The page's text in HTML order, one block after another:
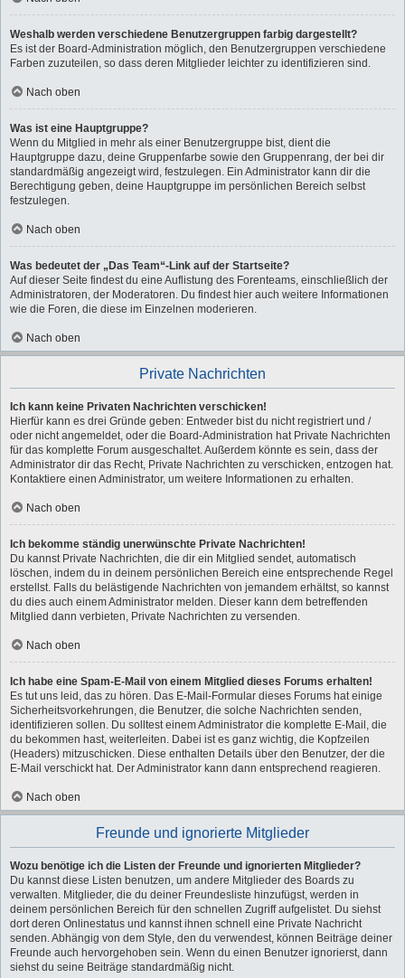
Weshalb werden verschiedene Benutzergruppen farbig dargestellt?
Es ist der Board-Administration möglich, den Benutzergruppen verschiedene
Farben zuzuteilen, so dass deren Mitglieder leichter zu identifizieren sind.
Nach oben
Was ist eine Hauptgruppe?
Wenn du Mitglied in mehr als einer Benutzergruppe bist, dient die
Hauptgruppe dazu, deine Gruppenfarbe sowie den Gruppenrang, der bei dir
standardmäßig angezeigt wird, festzulegen. Ein Administrator kann dir die
Berechtigung geben, deine Hauptgruppe im persönlichen Bereich selbst
festzulegen.
Nach oben
Was bedeutet der „Das Team“-Link auf der Startseite?
Auf dieser Seite findest du eine Auflistung des Forenteams, einschließlich der
Administratoren, der Moderatoren. Du findest hier auch weitere Informationen
wie die Foren, die diese im Einzelnen moderieren.
Nach oben
Private Nachrichten
Ich kann keine Privaten Nachrichten verschicken!
Hierfür kann es drei Gründe geben: Entweder bist du nicht registriert und /
oder nicht angemeldet, oder die Board-Administration hat Private Nachrichten
für das komplette Forum ausgeschaltet. Außerdem könnte es sein, dass der
Administrator dir das Recht, Private Nachrichten zu verschicken, entzogen hat.
Kontaktiere einen Administrator, um weitere Informationen zu erhalten.
Nach oben
Ich bekomme ständig unerwünschte Private Nachrichten!
Du kannst Private Nachrichten, die dir ein Mitglied sendet, automatisch
löschen, indem du in deinem persönlichen Bereich eine entsprechende Regel
erstellst. Falls du belästigende Nachrichten von jemandem erhältst, so kannst
du dies auch einem Administrator melden. Dieser kann dem betreffenden
Mitglied dann verbieten, Private Nachrichten zu versenden.
Nach oben
Ich habe eine Spam-E-Mail von einem Mitglied dieses Forums erhalten!
Es tut uns leid, das zu hören. Das E-Mail-Formular dieses Forums hat einige
Sicherheitsvorkehrungen, die Benutzer, die solche Nachrichten senden,
identifizieren sollen. Du solltest einem Administrator die komplette E-Mail, die
du bekommen hast, weiterleiten. Dabei ist es ganz wichtig, die Kopfzeilen
(Headers) mitzuschicken. Diese enthalten Details über den Benutzer, der die
E-Mail verschickt hat. Der Administrator kann dann entsprechend reagieren.
Nach oben
Freunde und ignorierte Mitglieder
Wozu benötige ich die Listen der Freunde und ignorierten Mitglieder?
Du kannst diese Listen benutzen, um andere Mitglieder des Boards zu
verwalten. Mitglieder, die du deiner Freundesliste hinzufügst, werden in
deinem persönlichen Bereich für den schnellen Zugriff aufgelistet. Du siehst
dort deren Onlinestatus und kannst ihnen schnell eine Private Nachricht
senden. Abhängig von dem Style, den du verwendest, können Beiträge deiner
Freunde auch hervorgehoben sein. Wenn du einen Benutzer ignorierst, dann
siehst du seine Beiträge standardmäßig nicht.